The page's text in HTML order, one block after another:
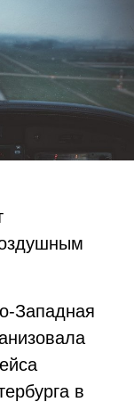
Западная
в